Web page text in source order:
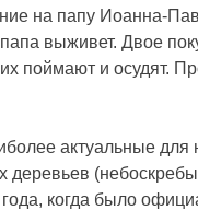
на папу Иоанна-
выживет. Двое
поймают и осудят.
актуальные
когда было